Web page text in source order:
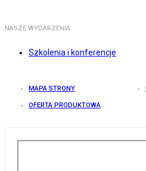
NASZE WYDARZENIA
Szkolenia i konferencje
MAPA STRONY
OFERTA PRODUKTOWA